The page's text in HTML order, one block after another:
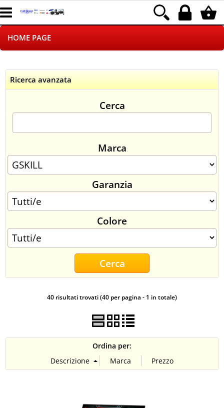
HOME PAGE
LOGISTICA
NEGOZI ON LINE
SINCRONIZZATI CON NOI
SPEDIZIONI
CONTATTI
Ricerca avanzata
Cerca
Marca
Garanzia
Colore
40 risultati trovati (40 per pagina - 1 in totale)
Ordina per: